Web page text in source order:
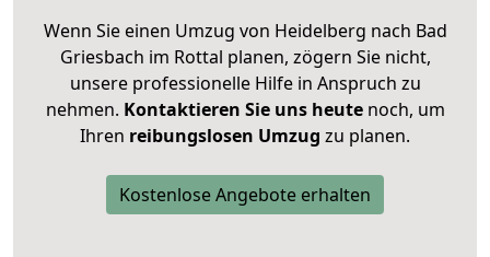
Wenn Sie einen Umzug von Heidelberg nach Bad
Griesbach im Rottal planen, zögern Sie nicht,
unsere professionelle Hilfe in Anspruch zu
nehmen. Kontaktieren Sie uns heutenoch, um
Ihren reibungslosen Umzug zu planen.
Kostenlose Angebote erhalten